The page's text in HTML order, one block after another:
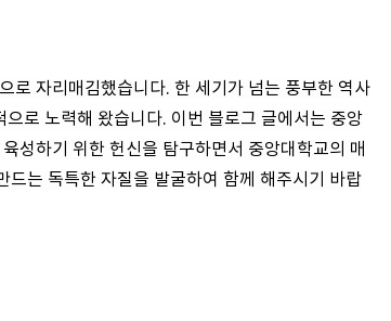
로 자리매김했습니다. 한 세기가 넘는 풍부한 역사
로 노력해 왔습니다. 이번 블로그 글에서는 중앙
성하기 위한 헌신을 탐구하면서 중앙대학교의 매
는 독특한 자질을 발굴하여 함께 해주시기 바랍